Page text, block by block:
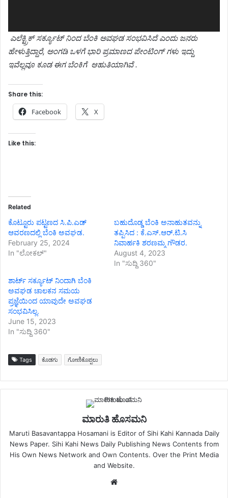
ಎಲೆಕ್ಟ್ರಿಕ್ ಸರ್ಕ್ಯೂಟ್ ನಿಂದ ಬೆಂಕಿ ಅವಘಡ ಸಂಭವಿಸಿದೆ ಎಂದು ಜನರು
ಹೇಳುತ್ತಿದ್ದಾರೆ, ಅಂಗಡಿ ಒಳಗೆ ಭಾರಿ ಪ್ರಮಾಣದ ಪೇಂಟಿಂಗ್ ಗಳು ಇದ್ದು
ಇವೆಲ್ಲವೂ ಕೂಡ ಈಗ ಬೆಂಕಿಗೆ ಆಹುತಿಯಾಗಿವೆ .
Share this:
Facebook X
Like this:
Related
ಕೊಟ್ಟೂರು ಪಟ್ಟಣದ ಸಿ.ಪಿ.ಎಡ್
ಆವರಣದಲ್ಲಿ ಬೆಂಕಿ ಅವಘಡ.
February 25, 2024
In "ಲೋಕಲ್"
ಬಹುದೊಡ್ಡ ಬೆಂಕಿ ಅನಾಹುತವನ್ನು
ತಪ್ಪಿಸಿದ : ಕೆ.ಎಸ್.ಆರ್.ಟಿ.ಸಿ
ನಿವಾರ್ಹಕಿ ಶರಣಮ್ಮ ಗೌಡರ.
August 4, 2023
In "ಸುದ್ದಿ 360"
ಶಾರ್ಟ್ ಸರ್ಕ್ಯೂಟ್ ನಿಂದಾಗಿ ಬೆಂಕಿ
ಅವಘಡ ಚಾಲಕನ ಸಮಯ
ಪ್ರಜ್ಞೆಯಿಂದ ಯಾವುದೇ ಅವಘಡ
ಸಂಭವಿಸಿಲ್ಲ.
June 15, 2023
In "ಸುದ್ದಿ 360"
Tags ಕೊಡಗು ಗೋಣಿಕೊಪ್ಪಲು
ಮಾರುತಿ ಹೊಸಮನಿ
Maruti Basavantappa Hosamani is Editor of Sihi Kahi Kannada Daily
News Paper. Sihi Kahi News Daily Publishing News Contents from
His Own News Network and Own Contents. Over the Print Media
and Website.
Website